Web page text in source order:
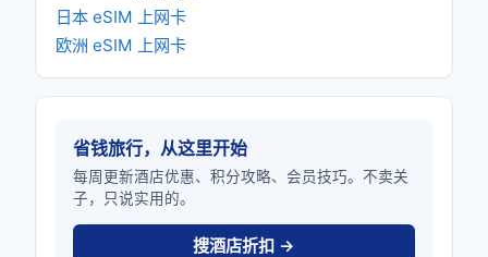
日本 eSIM 上网卡
欧洲 eSIM 上网卡
省钱旅行，从这里开始
每周更新酒店优惠、积分攻略、会员技巧。不卖关
子，只说实用的。
搜酒店折扣 →